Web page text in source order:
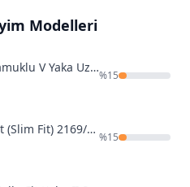
Modelleri
Erkek Penye Likralı Pamuklu V Yaka Uzun Kol T-Shirt Özkan 0274
%15
Cacharel Erkek T-Shirt (Slim Fit) 2169/BEYAZ
%15